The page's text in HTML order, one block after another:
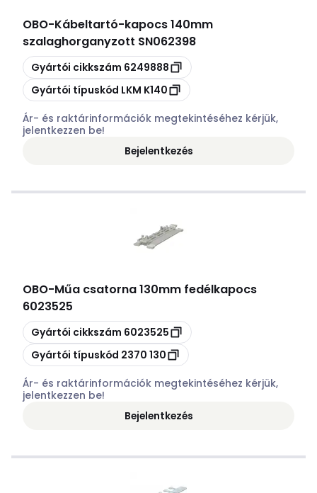
OBO-Kábeltartó-kapocs 140mm
szalaghorganyzott SN062398
Másolás
Gyártói cikkszám 6249888
Másolás
Gyártói típuskód LKM K140
Ár- és raktárinformációk megtekintéséhez kérjük,
jelentkezzen be!
Bejelentkezés
OBO-Műa csatorna 130mm fedélkapocs
6023525
Másolás
Gyártói cikkszám 6023525
Másolás
Gyártói típuskód 2370 130
Ár- és raktárinformációk megtekintéséhez kérjük,
jelentkezzen be!
Bejelentkezés